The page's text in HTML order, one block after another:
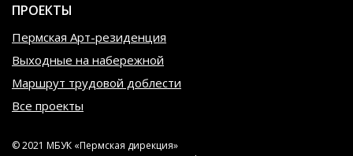
ПРОЕКТЫ
Пермская Арт-резиденция
Выходные на набережной
Маршрут трудовой доблести
Все проекты
© 2021 МБУК «Пермская дирекция»